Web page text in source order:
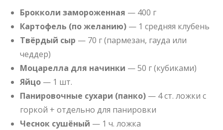
Брокколи замороженная — 400 г
Картофель (по желанию) — 1 средняя клубень
Твёрдый сыр — 70 г (пармезан, гауда или
чеддер)
Моцарелла для начинки — 50 г (кубиками)
Яйцо — 1 шт.
Панировочные сухари (панко) — 4 ст. ложки с
горкой + отдельно для панировки
Чеснок сушёный — 1 ч. ложка